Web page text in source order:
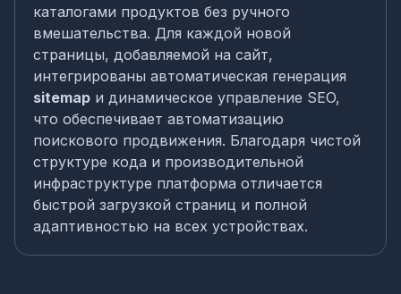
каталогами продуктов без ручного
вмешательства. Для каждой новой
страницы, добавляемой на сайт,
интегрированы автоматическая генерация
sitemap и динамическое управление SEO,
что обеспечивает автоматизацию
поискового продвижения. Благодаря чистой
структуре кода и производительной
инфраструктуре платформа отличается
быстрой загрузкой страниц и полной
адаптивностью на всех устройствах.